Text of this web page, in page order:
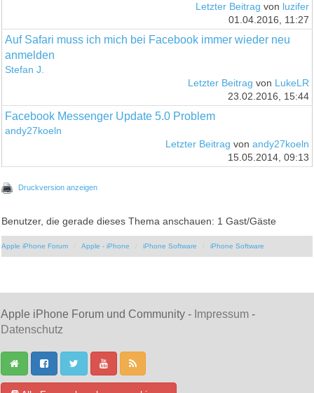
Letzter Beitrag von luzifer
01.04.2016, 11:27
Auf Safari muss ich mich bei Facebook immer wieder neu
anmelden
Stefan J.
Letzter Beitrag von
LukeLR
23.02.2016, 15:44
Facebook Messenger Update 5.0 Problem
andy27koeln
Letzter Beitrag von andy27koeln
15.05.2014, 09:13
Druckversion anzeigen
Benutzer, die gerade dieses Thema anschauen: 1 Gast/Gäste
Apple iPhone Forum Apple - iPhone iPhone Software iPhone Software
Apple iPhone Forum und Community - Impressum -
Datenschutz